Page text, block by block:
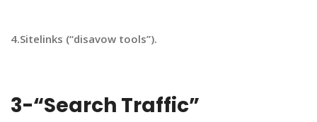
4.Sitelinks (“disavow tools”).
3-“Search Traffic”